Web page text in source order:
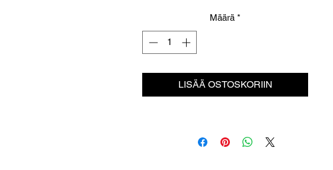
Määrä *
LISÄÄ OSTOSKORIIN